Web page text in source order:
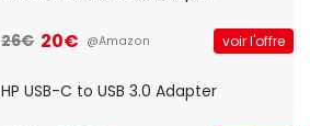
26€ 20€ @Amazon voir l'offre
HP USB-C to USB 3.0 Adapter